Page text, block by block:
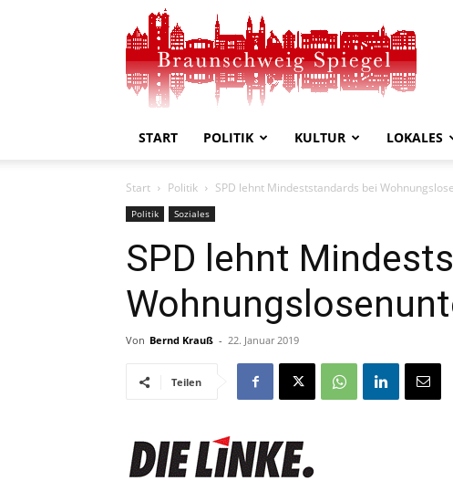
Spiegel
START POLITIK KULTUR LOKALES
Start Politik SPD lehnt Mindeststandards bei
Politik Soziales
SPD lehnt
Von Bernd Krauß - 22. Januar 2019
Teilen